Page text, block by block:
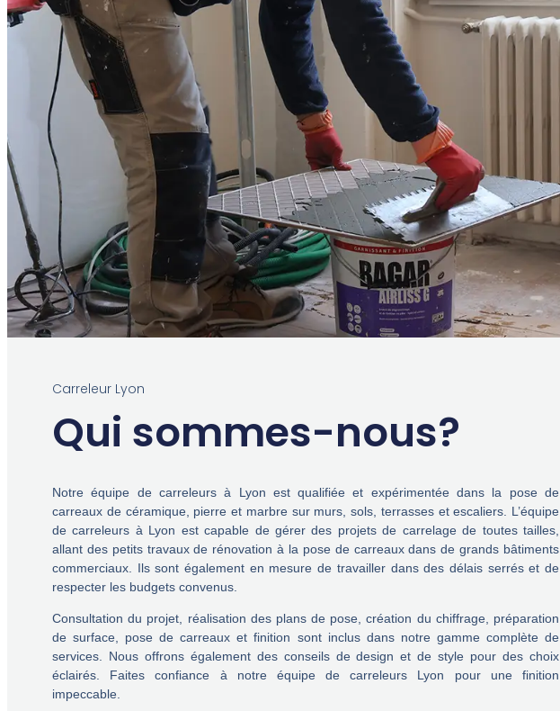
Carreleur Lyon
Qui sommes-nous?
Notre équipe de carreleurs à Lyon est qualifiée et expérimentée dans la pose de
carreaux de céramique, pierre et marbre sur murs, sols, terrasses et escaliers. L’équipe
de carreleurs à Lyon est capable de gérer des projets de carrelage de toutes tailles,
allant des petits travaux de rénovation à la pose de carreaux dans de grands bâtiments
commerciaux. Ils sont également en mesure de travailler dans des délais serrés et de
respecter les budgets convenus.
Consultation du projet, réalisation des plans de pose, création du chiffrage, préparation
de surface, pose de carreaux et finition sont inclus dans notre gamme complète de
services. Nous offrons également des conseils de design et de style pour des choix
éclairés. Faites confiance à notre équipe de carreleurs Lyon pour une finition
impeccable.